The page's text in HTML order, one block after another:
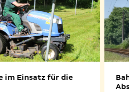
im Einsatz für die